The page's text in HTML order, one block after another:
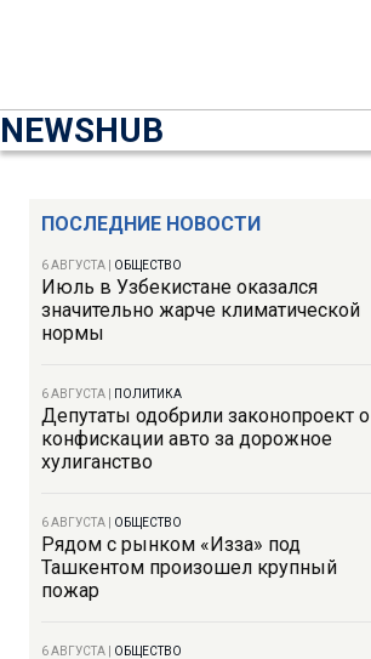
NEWSHUB
ПОСЛЕДНИЕ НОВОСТИ
6 АВГУСТА ОБЩЕСТВО
Июль в Узбекистане оказался
значительно жарче климатической
нормы
6 АВГУСТА ПОЛИТИКА
Депутаты одобрили законопроект о
конфискации авто за дорожное
хулиганство
6 АВГУСТА ОБЩЕСТВО
Рядом с рынком «Изза» под
Ташкентом произошел крупный
пожар
6 АВГУСТА ОБЩЕСТВО